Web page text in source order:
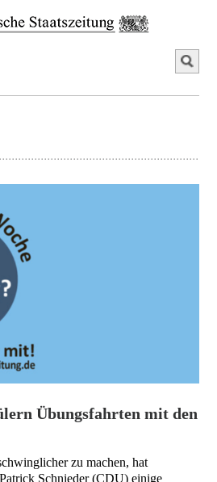
Übungsfahrten mit den
zu machen, hat
Schnieder (CDU) einige